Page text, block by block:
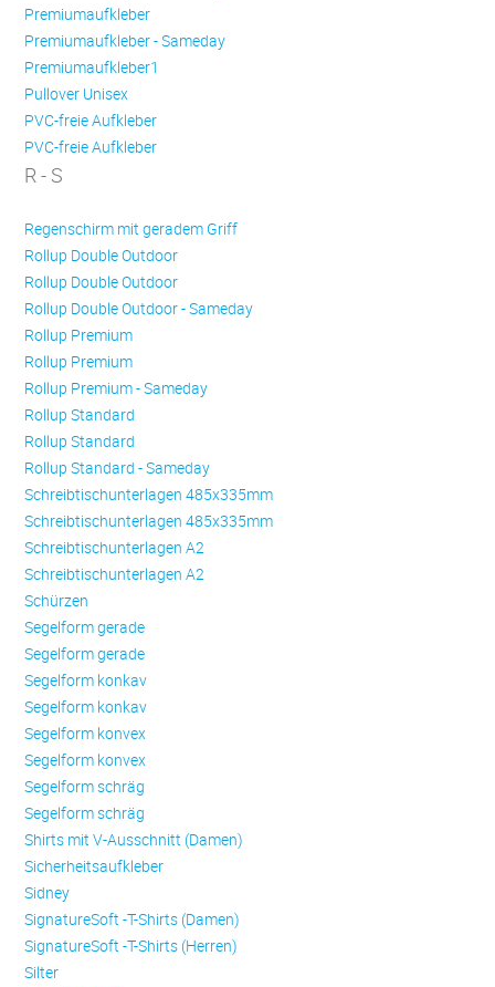
Premiumaufkleber
Premiumaufkleber - Sameday
Premiumaufkleber1
Pullover Unisex
PVC-freie Aufkleber
PVC-freie Aufkleber
R - S
Regenschirm mit geradem Griff
Rollup Double Outdoor
Rollup Double Outdoor
Rollup Double Outdoor - Sameday
Rollup Premium
Rollup Premium
Rollup Premium - Sameday
Rollup Standard
Rollup Standard
Rollup Standard - Sameday
Schreibtischunterlagen 485x335mm
Schreibtischunterlagen 485x335mm
Schreibtischunterlagen A2
Schreibtischunterlagen A2
Schürzen
Se­gel­form ge­ra­de
Se­gel­form ge­ra­de
Se­gel­form konkav
Se­gel­form konkav
Se­gel­form konvex
Se­gel­form konvex
Se­gel­form schräg
Se­gel­form schräg
Shirts mit V-Ausschnitt (Damen)
Sicherheitsaufkleber
Sidney
SignatureSoft -T-Shirts (Damen)
SignatureSoft -T-Shirts (Herren)
Silter